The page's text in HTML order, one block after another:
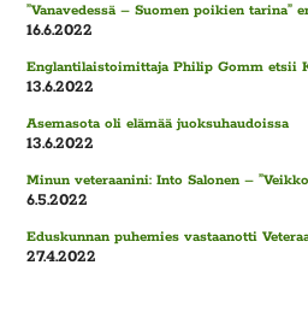
”Vanavedessä – Suomen poikien tarina”
16.6.2022
Englantilaistoimittaja Philip Gomm etsii
13.6.2022
Asemasota oli elämää juoksuhaudoissa
13.6.2022
Minun veteraanini: Into Salonen –
6.5.2022
Eduskunnan puhemies vastaanotti
27.4.2022